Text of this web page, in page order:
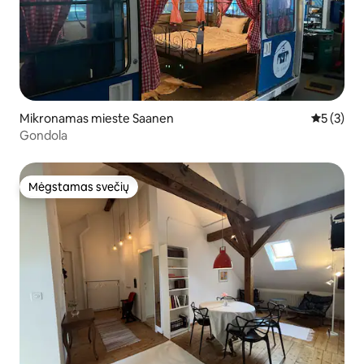
Mikronamas mieste Saanen Vidutinis
5 (3)
Gondola
Mėgstamas svečių
Mėgstamas svečių